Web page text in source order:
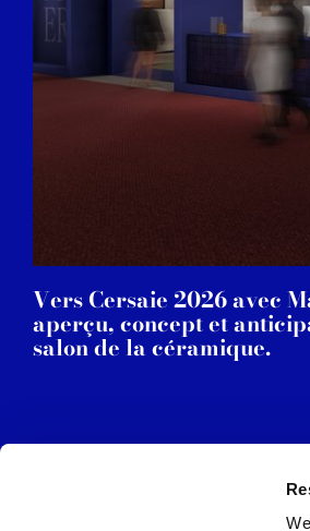
Vers Cersaie 2026 avec
aperçu, concept et
salon de la céramique.